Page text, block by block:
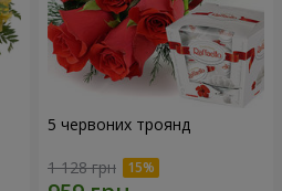
5 червоних троянд
1 128 грн